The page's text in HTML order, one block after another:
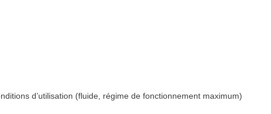
d’utilisation (fluide, régime de fonctionnement maximum)